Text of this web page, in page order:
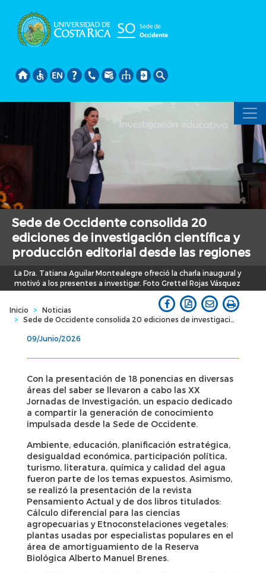
contenido
principal
Sede de Occidente consolida 20
ediciones de investigación científica y
producción editorial desde las regiones
La Dra. Tatiana Aguilar Montealegre ofreció la charla inaugural y
motivó a los presentes a investigar. Foto Grettel Rojas Vásquez
Inicio >
Noticias
>
Sede de Occidente consolida 20 ediciones de investigación científica y producción editorial desde las regiones
09/Junio/2026
Con la presentación de 18 ponencias en diversas
áreas del saber se llevaron a cabo las XX
Jornadas de Investigación, un espacio dedicado
a compartir la generación de conocimiento
impulsada desde la Sede de Occidente.
Ambiente, educación, planificación estratégica,
desigualdad económica, participación política,
turismo, literatura, química y calidad del agua
fueron parte de los temas expuestos. Asimismo,
se realizó la presentación de la revista
Pensamiento Actual y de dos libros titulados:
Cálculo diferencial para las ciencias
agropecuarias y Etnoconstelaciones vegetales:
plantas usadas por especialistas populares en el
área de amortiguamiento de la Reserva
Biológica Alberto Manuel Brenes.